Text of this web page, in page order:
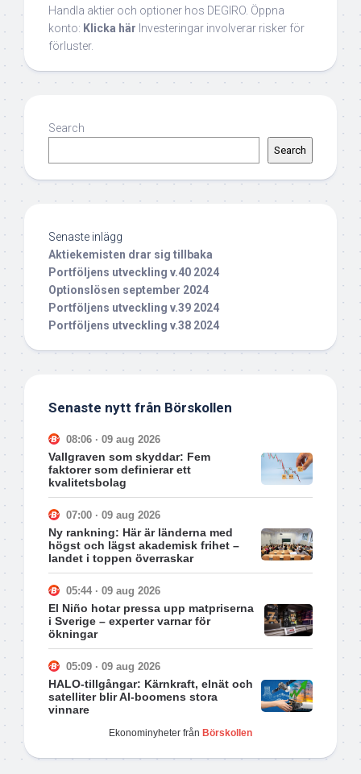
Handla aktier och optioner hos DEGIRO. Öppna
konto: Klicka här Investeringar involverar risker för
förluster.
Search
Search
Senaste inlägg
Aktiekemisten drar sig tillbaka
Portföljens utveckling v.40 2024
Optionslösen september 2024
Portföljens utveckling v.39 2024
Portföljens utveckling v.38 2024
Senaste nytt från Börskollen
08:06 · 09 aug 2026
Vallgraven som skyddar: Fem
faktorer som definierar ett
kvalitetsbolag
07:00 · 09 aug 2026
Ny rankning: Här är länderna med
högst och lägst akademisk frihet –
landet i toppen överraskar
05:44 · 09 aug 2026
El Niño hotar pressa upp matpriserna
i Sverige – experter varnar för
ökningar
05:09 · 09 aug 2026
HALO-tillgångar: Kärnkraft, elnät och
satelliter blir AI-boomens stora
vinnare
Ekonominyheter från Börskollen